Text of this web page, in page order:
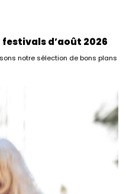
d’août 2026
notre sélection de bons plans